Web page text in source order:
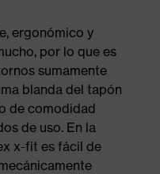
ergonómico y
por lo que es
sumamente
blanda del tapón
de comodidad
de uso. En la
x-fit es fácil de